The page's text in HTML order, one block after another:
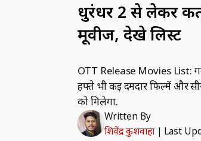
धुरंधर 2 से लेकर
मूवीज, देखे लिस्ट
OTT Release Movies List:
हफ्ते भी कई दमदार फिल्में और
को मिलेगा.
Written By
शिवेंद्र कुशवाहा| Last